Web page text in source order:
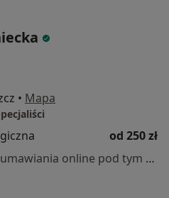
• Mapa
od 250 zł
Specjalista nie oferuje umawiania online pod tym adresem.